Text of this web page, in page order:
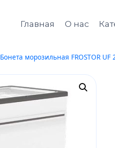
Главная О нас
Бонета морозильная FROSTOR UF